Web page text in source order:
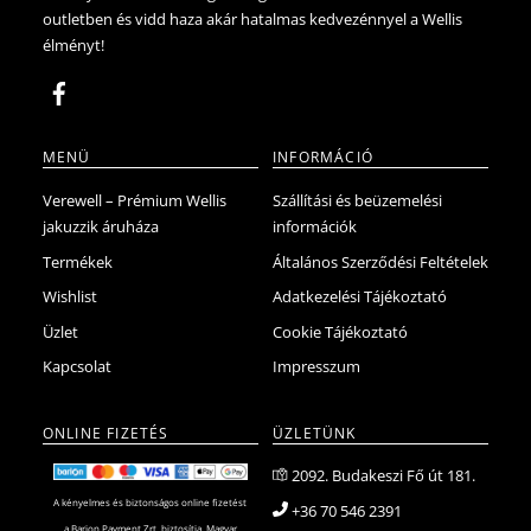
outletben és vidd haza akár hatalmas kedvezénnyel a Wellis
élményt!
MENÜ
Verewell – Prémium Wellis
jakuzzik áruháza
Termékek
Wishlist
Üzlet
Kapcsolat
INFORMÁCIÓ
Szállítási és beüzemelési
információk
Általános Szerződési Feltételek
Adatkezelési Tájékoztató
Cookie Tájékoztató
Impresszum
ONLINE FIZETÉS
A kényelmes és biztonságos online fizetést
ÜZLETÜNK
2092. Budakeszi Fő út 181.
+36 70 546 2391